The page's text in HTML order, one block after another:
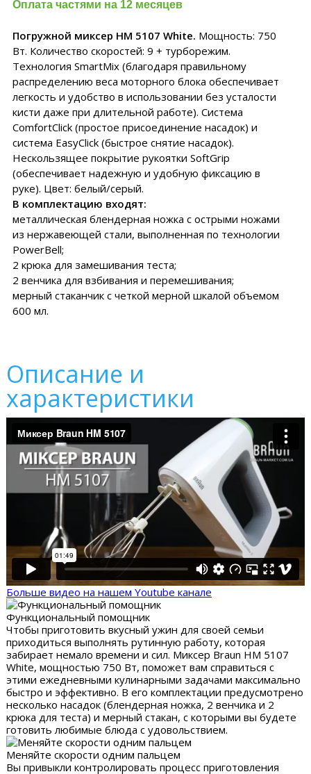
Оплата частями на 12 месяцев
Погружной миксер HM 5107 White. Мощность: 750
Вт. Количество скоростей: 9 + турборежим.
Технология SmartMix (благодаря правильному
распределению веса моторного блока обеспечивает
легкость и удобство в использовании без усталости
кисти даже при длительной работе). Система
ComfortClick (простое присоединение насадок) и
система EasyClick (быстрое снятие насадок).
Нескользящее покрытие рукоятки SoftGrip
(обеспечивает надежную и удобную фиксацию в
руке). Цвет: белый/серый.
В комплектацию входят:
металлическая блендерная ножка с острыми ножами
из нержавеющей стали, выполненная по технологии
PowerBell;
2 крюка для замешивания теста;
2 венчика для взбивания и перемешивания;
мерный стаканчик с четкой мерной шкалой объемом
600 мл.
Описание и
характеристики
Больше видео на нашем Youtube канале
Функциональный помощник
Чтобы приготовить вкусный ужин для своей семьи
приходиться выполнять рутинную работу, которая
забирает немало времени и сил. Миксер Braun HM 5107
White, мощностью 750 Вт, поможет вам справиться с
этими ежедневными кулинарными задачами максимально
быстро и эффективно. В его комплектации предусмотрено
несколько насадок (блендерная ножка, 2 венчика и 2
крюка для теста) и мерный стакан, с которыми вы будете
готовить любимые блюда с удовольствием.
Меняйте скорости одним пальцем
Вы привыкли контролировать процесс приготовления